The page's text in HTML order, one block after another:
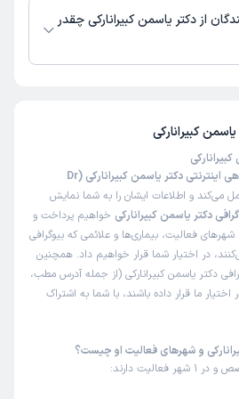
و مشکلات هورمونی
و مشکلات هورمونی
نوبت مطب از دکترتو
(
1404/10/17
رفتارکردند. توضیحات کامل و جامع
از دکتر یاسمن کبیرانارکی چقدر
کبیرانارکی
این صفحه مثل سایت نوبت‌دهی اینترنتی دکتر یاسمن کبیرانارکی (Dr
می‌کند و اطلاعات ایشان را به شما نمایش
دکتر یاسمن کبیرانارکی خواهیم پرداخت و
فعالیت، بیماری‌ها و علائمی که بیوگرافی
در اختیار شما قرار خواهیم داد. همچنین
دکتر یاسمن کبیرانارکی (از جمله آدرس مطب،
ما قرار داده باشند، با شما به اشتراک
و شهرهای فعالیت او چیست؟